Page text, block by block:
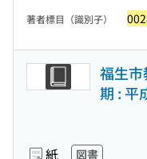
著者標目（識別子）
福生
期 : 平
紙 図書